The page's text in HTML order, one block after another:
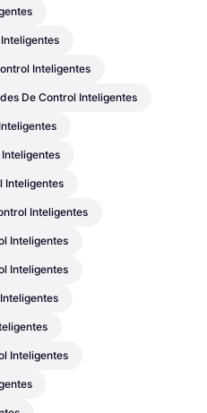
Inteligentes
De Control Inteligentes
Inteligentes
Inteligentes
Inteligentes
Inteligentes
Inteligentes